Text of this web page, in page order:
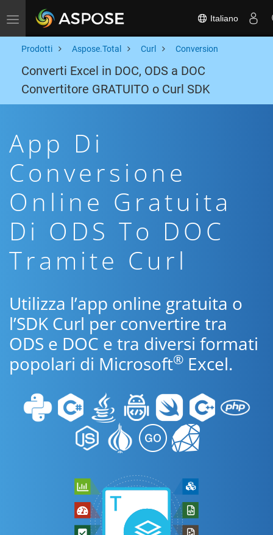
Toggle navigation Italiano
Prodotti Aspose.Total Curl Conversion
Converti Excel in DOC, ODS a DOC
Convertitore GRATUITO o Curl SDK
App Di
Conversione
Online Gratuita
Di ODS To DOC
Tramite Curl
Utilizza l’app online gratuita o
l’SDK Curl per convertire tra
ODS e DOC e tra diversi formati
popolari di Microsoft® Excel.